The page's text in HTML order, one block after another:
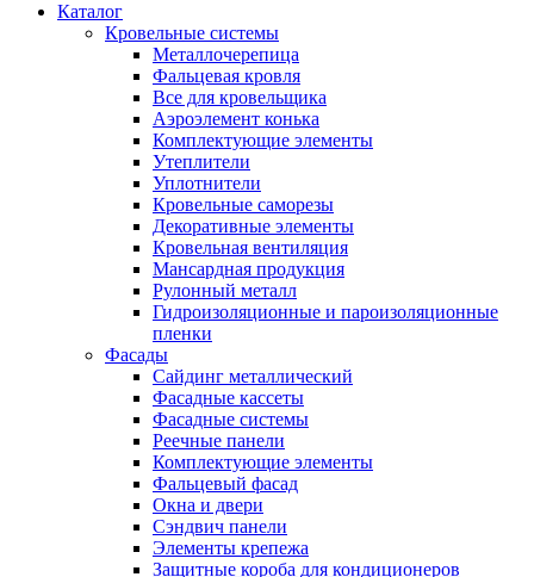
Каталог
Кровельные системы
Металлочерепица
Фальцевая кровля
Все для кровельщика
Аэроэлемент конька
Комплектующие элементы
Утеплители
Уплотнители
Кровельные саморезы
Декоративные элементы
Кровельная вентиляция
Мансардная продукция
Рулонный металл
Гидроизоляционные и пароизоляционные
пленки
Фасады
Сайдинг металлический
Фасадные кассеты
Фасадные системы
Реечные панели
Комплектующие элементы
Фальцевый фасад
Окна и двери
Сэндвич панели
Элементы крепежа
Защитные короба для кондиционеров